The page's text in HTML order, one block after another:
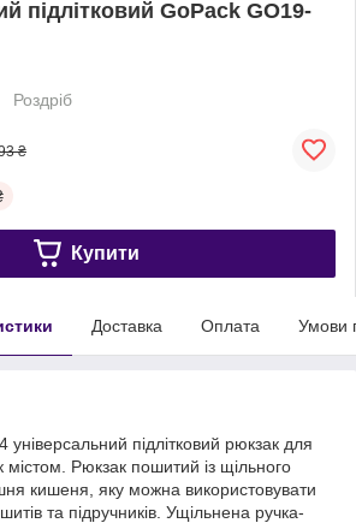
підлітковий GoPack GO19-
Роздріб
₴
Купити
Доставка Оплата Умови
підлітковий рюкзак для
містом. Рюкзак пошитий із щільного
кишеня, яку можна використовувати
та підручників. Ущільнена ручка-